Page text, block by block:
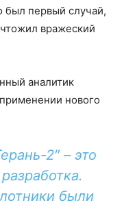
был первый случай,
вражеский
аналитик
нового
2″ – это
были